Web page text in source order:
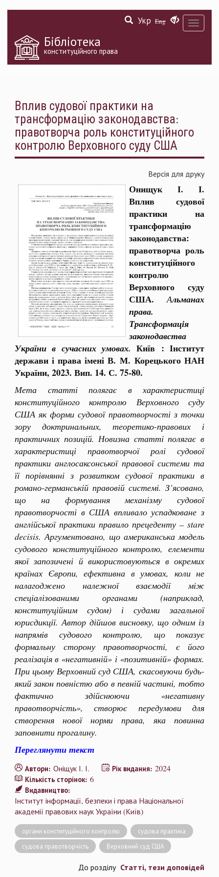
Toggle
Укр Eng
Бібліотека
конституційного права
Вплив судової практики на
трансформацію законодавства:
правотворча роль конституційного
контролю Верховного суду США
Версія для друку
Онищук І. І.
Вплив судової
практики на
трансформацію
законодавства:
правотворча роль
конституційного
контролю
Верховного суду
США.Альманах
права.
Трансформація
законодавства
України в сучасних умовах. Київ : Інститут
держави і права імені В. М. Корецького НАН
України, 2023. Вип. 14. С. 75-80.
Мета статті полягає в характеристиці
конституційного контролю Верховного суду
США як форми судової правотворчості з точки
зору доктринальних, теоретико-правових і
практичних позицій. Новизна статті полягає в
характеристиці правотворчої ролі судової
практики англосаксонської правової системи та
її порівнянні з розвитком судової практики в
романо-германській правовій системі. З’ясовано,
що на формування механізму судової
правотворчості в США впливало успадковане з
англійської практики правило прецеденту – stare
decisis. Аргументовано, що американська модель
судового конституційного контролю, елементи
якої запозичені й використовуються в окремих
країнах Європи, ефективна в умовах, коли не
налагоджено належної взаємодії між
спеціалізованими органами (наприклад,
конституційним судом) і судами загальної
юрисдикції. Автор дійшов висновку, що одним із
напрямів судового контролю, що показує
формальну сторону правотворчості, є його
реалізація в «негативній» і «позитивній» формах.
При цьому Верховний суд США, скасовуючи будь-
який закон повністю або в певній частині, тобто
фактично здійснюючи «негативну
правотворчість», створює передумови для
створення нової норми права, яка повинна
заповнити прогалину.
Переглянути текст
Автори: Оніщук І. І. Рік видання: 2024
Кількість сторінок: 6
Видавництво:
Інститут інформації, безпеки і права Національної
академії правових наук України (Київ)
органи конституційного контролю
судова практика
судова правотворчість
Верховний суд США
До розділу Статті, тези доповідей